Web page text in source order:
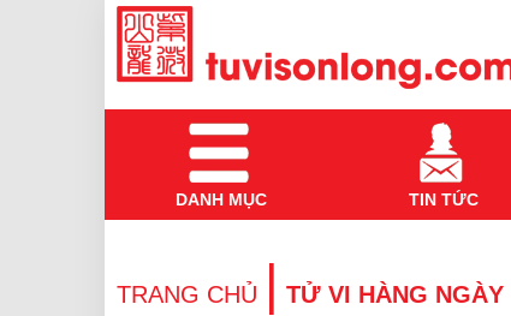
DANH MỤC TIN TỨC
TRANG CHỦ | TỬ VI HÀNG NGÀY